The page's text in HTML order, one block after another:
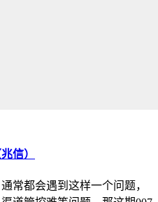
信）
常都会遇到这样一个问题，